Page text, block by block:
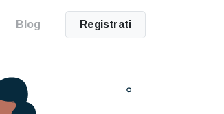
Blog Registrati